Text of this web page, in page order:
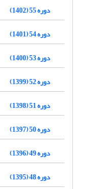
دوره 55 (1402)
دوره 54 (1401)
دوره 53 (1400)
دوره 52 (1399)
دوره 51 (1398)
دوره 50 (1397)
دوره 49 (1396)
دوره 48 (1395)